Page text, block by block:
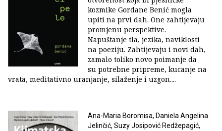
kozmike Gordane Benić mogla
upiti na prvi dah. One zahtijevaju
promjenu perspektive.
Napuštanje tla, jezika, naviklosti
na poeziju. Zahtijevaju i novi dah,
zamalo toliko novo poimanje da
su potrebne pripreme, kucanje na
vrata, meditativno uranjanje, silaženje i uzgon....
Ana-Maria Boromisa, Daniela Angelina
Jelinčić, Suzy Josipović Redžepagić,